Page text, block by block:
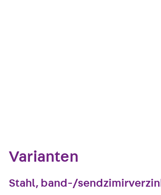
Geräteträger aus verz. Stahlblech
Varianten
Stahl, band-/